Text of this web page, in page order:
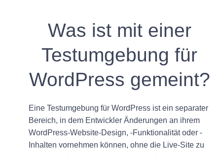
Was ist mit einer
Testumgebung für
WordPress gemeint?
Eine Testumgebung für WordPress ist ein separater
Bereich, in dem Entwickler Änderungen an ihrem
WordPress-Website-Design, -Funktionalität oder -
Inhalten vornehmen können, ohne die Live-Site zu